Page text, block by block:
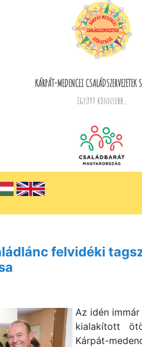
KÁRPÁT-MEDENCEI CSALÁDSZERVEZETEK
Együtt könnyebb...
felvidéki
Az idén
kialakított
Kárpát-